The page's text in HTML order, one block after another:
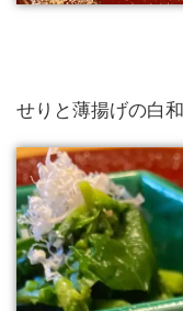
せりと薄揚げの白